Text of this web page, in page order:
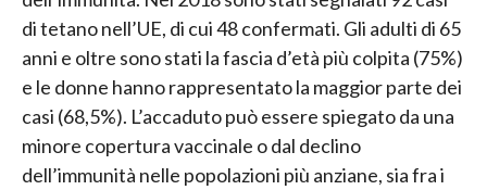
di tetano nell’UE, di cui 48 confermati. Gli adulti di 65
anni e oltre sono stati la fascia d’età più colpita (75%)
e le donne hanno rappresentato la maggior parte dei
casi (68,5%). L’accaduto può essere spiegato da una
minore copertura vaccinale o dal declino
dell’immunità nelle popolazioni più anziane, sia fra i